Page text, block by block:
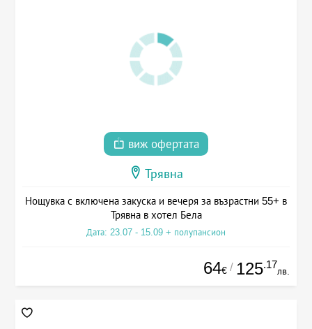
виж офертата
Трявна
Нощувка с включена закуска и вечеря за възрастни 55+ в
Трявна в хотел Бела
Дата: 23.07 - 15.09 + полупансион
64€ / 125.17
лв.